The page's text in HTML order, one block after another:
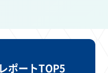
ポートTOP5